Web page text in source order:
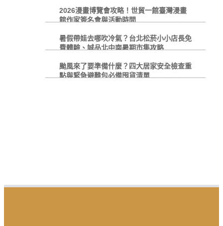
2026漫畫博覽會攻略！世貿一館臺灣漫畫
館作家簽名會與活動時間
暑假帶娃去哪吹冷氣？台北松菸小小店長免
費體驗、誠品北中南暑期市集攻略
颱風來了要準備什麼？四大居家安全檢查重
點與緊急避難包必備囤貨清單